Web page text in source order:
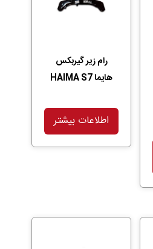
رام زیر گیربکس
هایما HAIMA S7
اطلاعات بیشتر